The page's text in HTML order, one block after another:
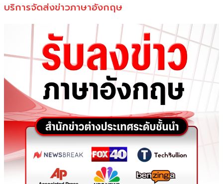
บริการจัดส่งข่าวภาษาอังกฤษ